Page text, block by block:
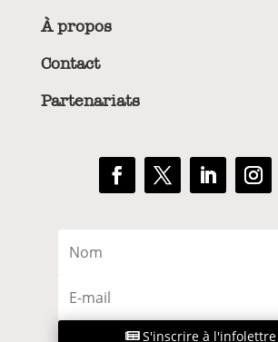
À propos
Contact
Partenariats
S'inscrire à l'infolettre